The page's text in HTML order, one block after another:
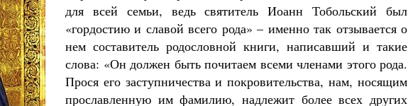
для всей семьи, ведь святитель Иоанн Тобольский был
«гордостию и славой всего рода» – именно так отзывается о
нем составитель родословной книги, написавший и такие
слова: «Он должен быть почитаем всеми членами этого рода.
Прося его заступничества и покровительства, нам, носящим
прославленную им фамилию, надлежит более всех других